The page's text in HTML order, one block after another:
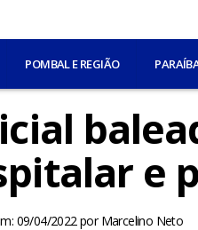
POMBAL E REGIÃO
e
09/04/2022porMarcelino Neto